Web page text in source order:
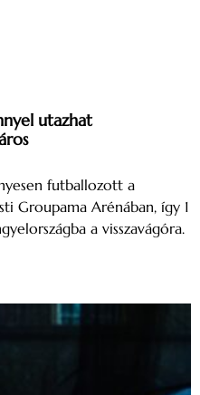
utazhat
futballozott a
Groupama Arénában, így 1
a visszavágóra.